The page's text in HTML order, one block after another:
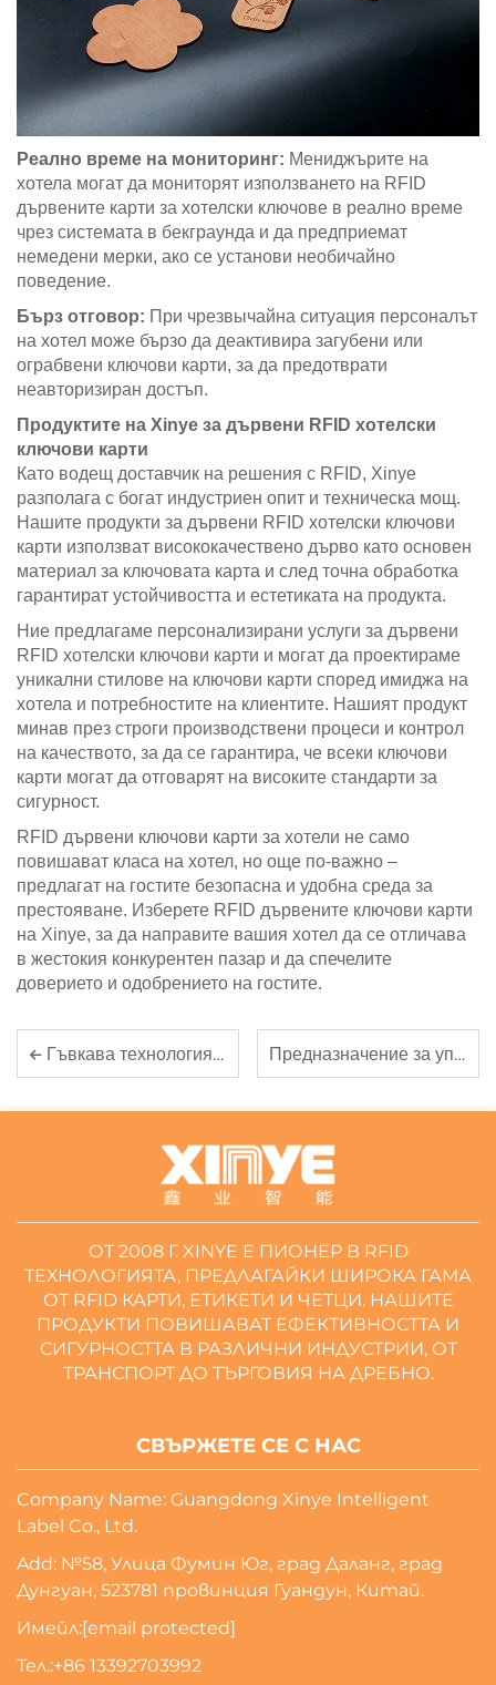
Реално време на мониторинг: Мениджърите на
хотела могат да мониторят използването на RFID
дървените карти за хотелски ключове в реално време
чрез системата в бекграунда и да предприемат
немедени мерки, ако се установи необичайно
поведение.
Бърз отговор: При чрезвычайна ситуация персоналът
на хотел може бързо да деактивира загубени или
ограбвени ключови карти, за да предотврати
неавторизиран достъп.
Продуктите на Xinye за дървени RFID хотелски
ключови карти
Като водещ доставчик на решения с RFID, Xinye
разполага с богат индустриен опит и техническа мощ.
Нашите продукти за дървени RFID хотелски ключови
карти използват висококачествено дърво като основен
материал за ключовата карта и след точна обработка
гарантират устойчивостта и естетиката на продукта.
Ние предлагаме персонализирани услуги за дървени
RFID хотелски ключови карти и могат да проектираме
уникални стилове на ключови карти според имиджа на
хотела и потребностите на клиентите. Нашият продукт
минав през строги производствени процеси и контрол
на качеството, за да се гарантира, че всеки ключови
карти могат да отговарят на високите стандарти за
сигурност.
RFID дървени ключови карти за хотели не само
повишават класа на хотел, но още по-важно –
предлагат на гостите безопасна и удобна среда за
престояване. Изберете RFID дървените ключови карти
на Xinye, за да направите вашия хотел да се отличава
в жестокия конкурентен пазар и да спечелите
доверието и одобрението на гостите.
Гъвкава технология: Многострунността на RFID FPC етикетите в различни приложения Предназначение за управление на стоката: Предимствата на RFID ушни етикети
ОТ 2008 Г. XINYE Е ПИОНЕР В RFID
ТЕХНОЛОГИЯТА, ПРЕДЛАГАЙКИ ШИРОКА ГАМА
ОТ RFID КАРТИ, ЕТИКЕТИ И ЧЕТЦИ. НАШИТЕ
ПРОДУКТИ ПОВИШАВАТ ЕФЕКТИВНОСТТА И
СИГУРНОСТТА В РАЗЛИЧНИ ИНДУСТРИИ, ОТ
ТРАНСПОРТ ДО ТЪРГОВИЯ НА ДРЕБНО.
СВЪРЖЕТЕ СЕ С НАС
Company Name: Guangdong Xinye Intelligent
Label Co., Ltd.
Add: №58, Улица Фумин Юг, град Даланг, град
Дунгуан, 523781 провинция Гуандун, Китай.
Имейл:[email protected]
Тел.:+86 13392703992